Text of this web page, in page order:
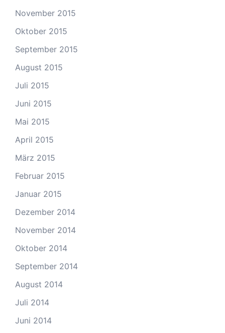
November 2015
Oktober 2015
September 2015
August 2015
Juli 2015
Juni 2015
Mai 2015
April 2015
März 2015
Februar 2015
Januar 2015
Dezember 2014
November 2014
Oktober 2014
September 2014
August 2014
Juli 2014
Juni 2014